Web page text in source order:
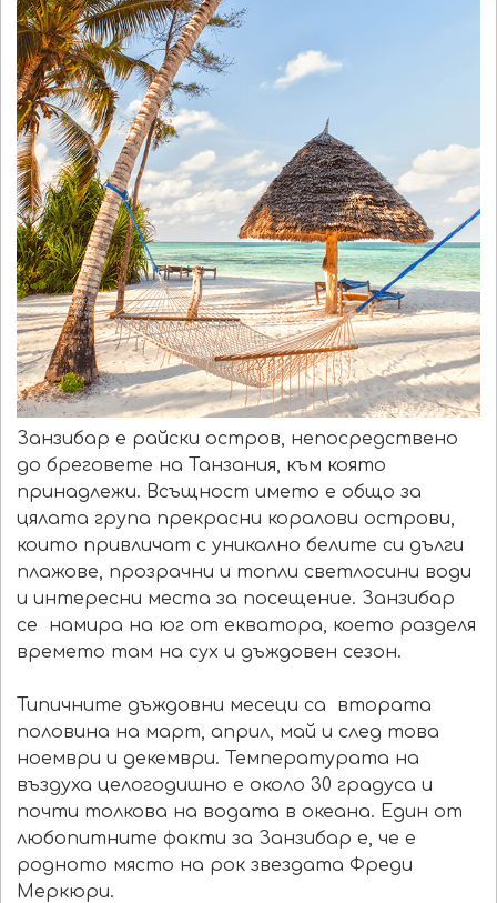
Занзибар е райски остров, непосредствено
до бреговете на Танзания, към която
принадлежи. Всъщност името е общо за
цялата група прекрасни коралови острови,
които привличат с уникално белите си дълги
плажове, прозрачни и топли светлосини води
и интересни места за посещение. Занзибар
се намира на юг от екватора, което разделя
времето там на сух и дъждовен сезон.
Типичните дъждовни месеци са втората
половина на март, април, май и след това
ноември и декември. Температурата на
въздуха целогодишно е около 30 градуса и
почти толкова на водата в океана. Един от
любопитните факти за Занзибар е, че е
родното място на рок звездата Фреди
Меркюри.